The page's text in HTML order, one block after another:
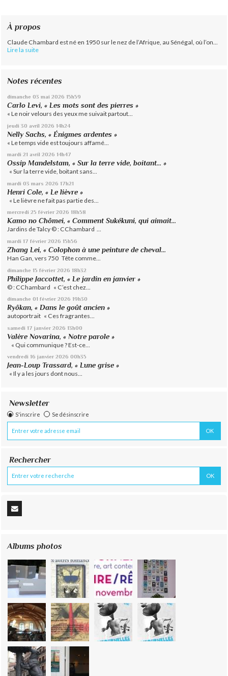
À propos
Claude Chambard est né en 1950 sur le nez de l’Afrique, au Sénégal, où l’on...
Lire la suite
Notes récentes
dimanche 03 mai 2026 15h59
Carlo Levi, « Les mots sont des pierres »
« Le noir velours des yeux me suivait partout...
jeudi 30 avril 2026 14h24
Nelly Sachs, « Énigmes ardentes »
« Le temps vide est toujours affamé...
mardi 21 avril 2026 14h47
Ossip Mandelstam, « Sur la terre vide, boitant… »
« Sur la terre vide, boitant sans...
mardi 03 mars 2026 17h21
Henri Cole, « Le lièvre »
« Le lièvre ne fait pas partie des...
mercredi 25 février 2026 18h58
Kamo no Chômei, « Comment Sukékuni, qui aimait...
Jardins de Talcy © : CChambard ...
mardi 17 février 2026 15h56
Zhang Lei, « Colophon à une peinture de cheval...
Han Gan, vers 750 Tête comme...
dimanche 15 février 2026 18h32
Philippe Jaccottet, « Le jardin en janvier »
© : CChambard « C’est chez...
dimanche 01 février 2026 19h30
Ryôkan, « Dans le goût ancien »
autoportrait « Ces fragrantes...
samedi 17 janvier 2026 13h00
Valère Novarina, « Notre parole »
« Qui communique ? Est-ce...
vendredi 16 janvier 2026 00h35
Jean-Loup Trassard, « Lune grise »
« Il y a les jours dont nous...
Newsletter
S'inscrire Se désinscrire
Rechercher
Albums photos